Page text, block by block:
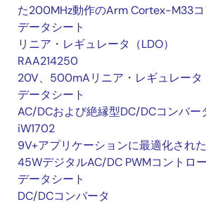
た200MHz動作のArm Cortex-M33
データシート
リニア・レギュレータ（LDO）
RAA214250
20V、500mAリニア・レギュレータ
データシート
AC/DCおよび絶縁型DC/DCコンバー
iW1702
9V+アプリケーションに最適化され
45WデジタルAC/DC PWMコントロ
データシート
DC/DCコンバータ